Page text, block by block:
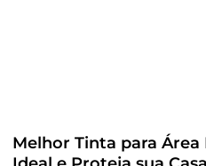
Melhor Tinta para Área